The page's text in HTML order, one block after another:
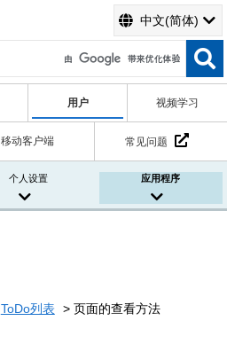
中文(简体)
用户 视频学习
移动客户端 常见问题
个人设置 应用程序
ToDo列表 页面的查看方法